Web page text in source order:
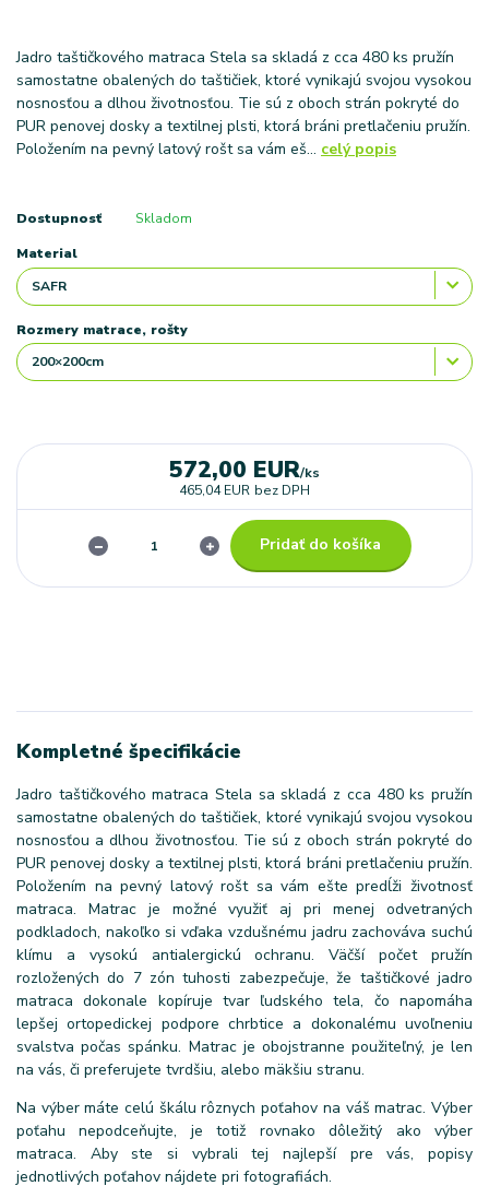
Jadro taštičkového matraca Stela sa skladá z cca 480 ks pružín
samostatne obalených do taštičiek, ktoré vynikajú svojou vysokou
nosnosťou a dlhou životnosťou. Tie sú z oboch strán pokryté do
PUR penovej dosky a textilnej plsti, ktorá bráni pretlačeniu pružín.
Položením na pevný latový rošt sa vám eš... celý popis
Dostupnosť Skladom
Material
Rozmery matrace, rošty
572,00 EUR/ks
465,04 EUR bez DPH
Pridať do košíka
Kompletné špecifikácie
Jadro taštičkového matraca Stela sa skladá z cca 480 ks pružín
samostatne obalených do taštičiek, ktoré vynikajú svojou vysokou
nosnosťou a dlhou životnosťou. Tie sú z oboch strán pokryté do
PUR penovej dosky a textilnej plsti, ktorá bráni pretlačeniu pružín.
Položením na pevný latový rošt sa vám ešte predĺži životnosť
matraca. Matrac je možné využiť aj pri menej odvetraných
podkladoch, nakoľko si vďaka vzdušnému jadru zachováva suchú
klímu a vysokú antialergickú ochranu. Väčší počet pružín
rozložených do 7 zón tuhosti zabezpečuje, že taštičkové jadro
matraca dokonale kopíruje tvar ľudského tela, čo napomáha
lepšej ortopedickej podpore chrbtice a dokonalému uvoľneniu
svalstva počas spánku. Matrac je obojstranne použiteľný, je len
na vás, či preferujete tvrdšiu, alebo mäkšiu stranu.
Na výber máte celú škálu rôznych poťahov na váš matrac. Výber
poťahu nepodceňujte, je totiž rovnako dôležitý ako výber
matraca. Aby ste si vybrali tej najlepší pre vás, popisy
jednotlivých poťahov nájdete pri fotografiách.